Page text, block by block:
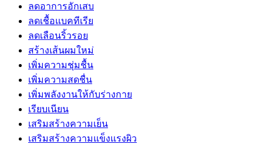
ลดอาการอักเสบ
ลดเชื้อแบคทีเรีย
ลดเลือนริ้วรอย
สร้างเส้นผมใหม่
เพิ่มความชุ่มชื้น
เพิ่มความสดชื่น
เพิ่มพลังงานให้กับร่างกาย
เรียบเนียน
เสริมสร้างความเย็น
เสริมสร้างความแข็งแรงผิว